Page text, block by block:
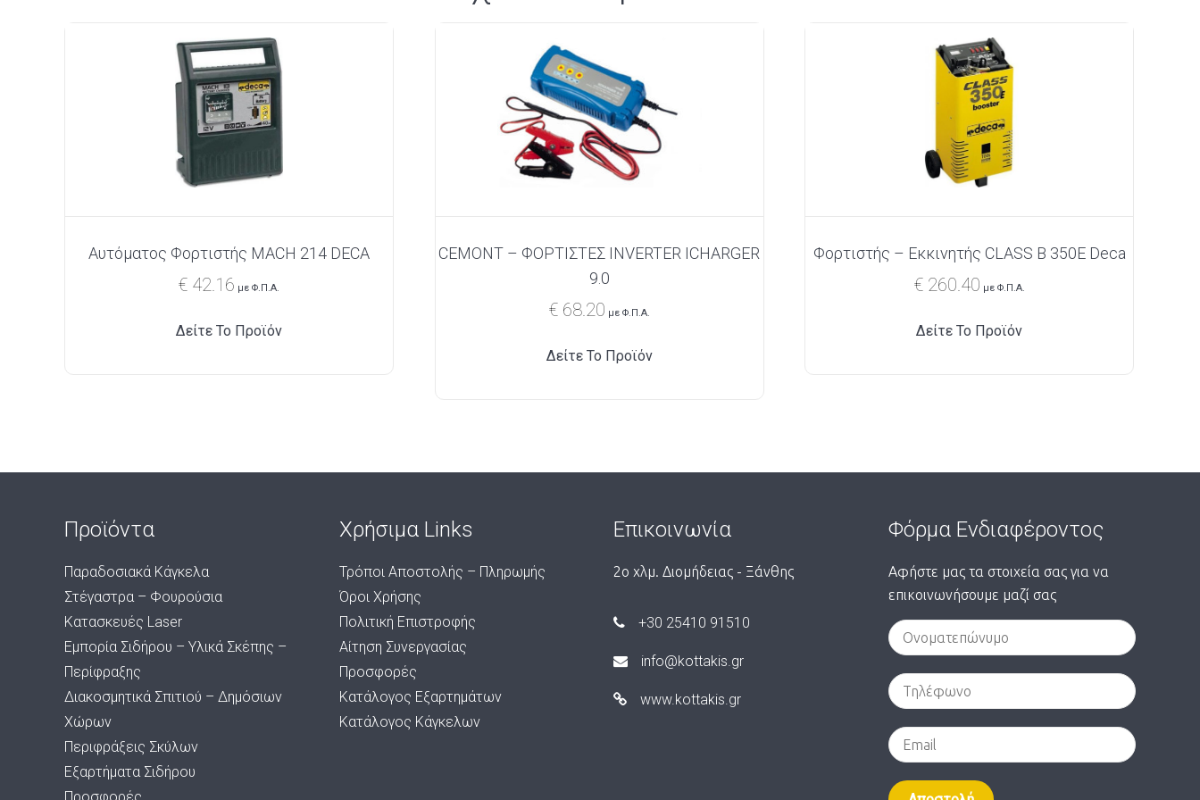
Αυτόματος Φορτιστής MACH 214 DECA
€ 42.16 με Φ.Π.Α.
Δείτε Το Προϊόν
CEMONT – ΦΟΡΤΙΣΤΕΣ INVERTER ICHARGER
9.0
€68.20 με Φ.Π.Α.
Δείτε Το Προϊόν
Φορτιστής – Εκκινητής CLASS B 350E Deca
€260.40 με Φ.Π.Α.
Δείτε Το Προϊόν
Προϊόντα
Παραδοσιακά Κάγκελα
Στέγαστρα – Φουρούσια
Κατασκευές Laser
Εμπορία Σιδήρου – Υλικά Σκέπης –
Περίφραξης
Διακοσμητικά Σπιτιού – Δημόσιων
Χώρων
Περιφράξεις Σκύλων
Εξαρτήματα Σιδήρου
Χρήσιμα Links
Τρόποι Αποστολής – Πληρωμής
Όροι Χρήσης
Πολιτική Επιστροφής
Αίτηση Συνεργασίας
Προσφορές
Κατάλογος Εξαρτημάτων
Κατάλογος Κάγκελων
Επικοινωνία
2ο χλμ. Διομήδειας - Ξάνθης
+30 25410 91510
info@kottakis.gr
www.kottakis.gr
Φόρμα Ενδιαφέροντος
Αφήστε μας τα στοιχεία σας για να
επικοινωνήσουμε μαζί σας